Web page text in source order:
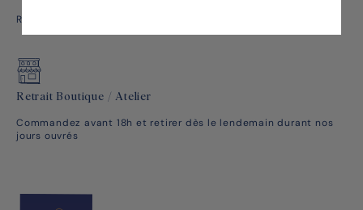
Rassemble l'élite mondiale de la Haute Pâtisserie Française
Retrait Boutique / Atelier
Commandez avant 18h et retirer dès le lendemain durant nos
jours ouvrés